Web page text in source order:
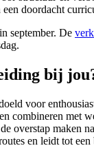
doordacht
september. De
bij
voor
combineren met
overstap maken
en leidt tot